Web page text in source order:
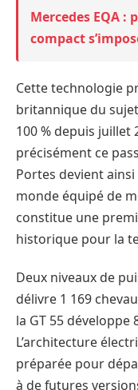
Mercedes EQA :
compact
Cette technologie
britannique du
100 % depuis juillet
précisément ce
Portes devient
monde équipé de
constitue une
historique pour la
Deux niveaux de
délivre 1 169
la GT 55 développe
L’architecture
préparée pour
à de futures